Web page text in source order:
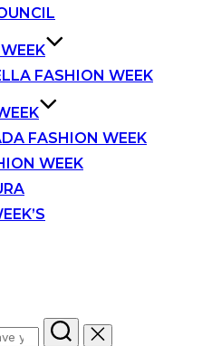
FASHION WEEK
FASHION WEEK
WEEK